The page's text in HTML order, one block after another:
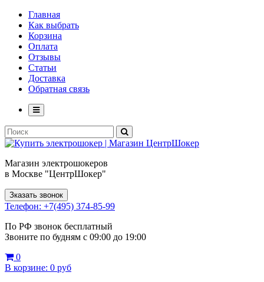
Главная
Как выбрать
Корзина
Оплата
Отзывы
Статьи
Доставка
Обратная связь
Магазин электрошокеров
в Москве "ЦентрШокер"
Зказать звонок
Телефон: +7(495) 374-85-99
По РФ звонок бесплатный
Звоните по будням с 09:00 до 19:00
0
В корзине: 0 руб